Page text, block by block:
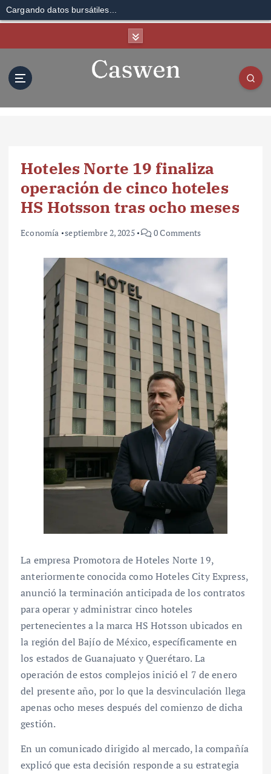
Cargando datos bursátiles...
Hoteles Norte 19 finaliza
operación de cinco hoteles
HS Hotsson tras ocho meses
Economía septiembre 2, 2025 0 Comments
La empresa Promotora de Hoteles Norte 19,
anteriormente conocida como Hoteles City Express,
anunció la terminación anticipada de los contratos
para operar y administrar cinco hoteles
pertenecientes a la marca HS Hotsson ubicados en
la región del Bajío de México, específicamente en
los estados de Guanajuato y Querétaro. La
operación de estos complejos inició el 7 de enero
del presente año, por lo que la desvinculación llega
apenas ocho meses después del comienzo de dicha
gestión.
En un comunicado dirigido al mercado, la compañía
explicó que esta decisión responde a su estrategia